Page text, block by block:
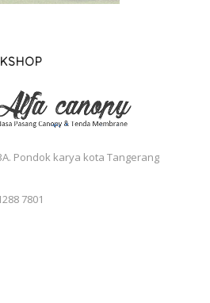
Pondok karya kota Tangerang
7801